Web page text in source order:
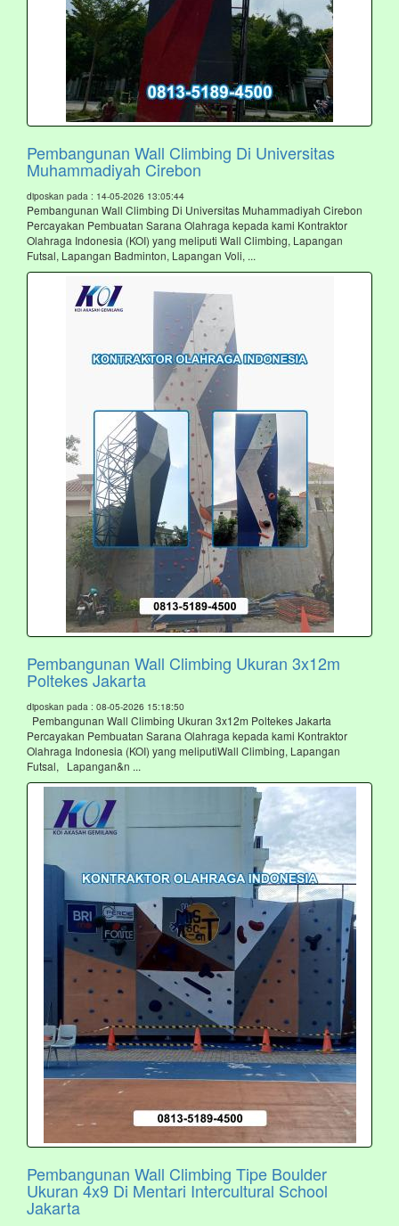
Pembangunan Wall Climbing Di Universitas
Muhammadiyah Cirebon
diposkan pada : 14-05-2026 13:05:44
Pembangunan Wall Climbing Di Universitas Muhammadiyah Cirebon
Percayakan Pembuatan Sarana Olahraga kepada kami Kontraktor
Olahraga Indonesia (KOI) yang meliputi Wall Climbing, Lapangan
Futsal, Lapangan Badminton, Lapangan Voli, ...
Pembangunan Wall Climbing Ukuran 3x12m
Poltekes Jakarta
diposkan pada : 08-05-2026 15:18:50
Pembangunan Wall Climbing Ukuran 3x12m Poltekes Jakarta
Percayakan Pembuatan Sarana Olahraga kepada kami Kontraktor
Olahraga Indonesia (KOI) yang meliputiWall Climbing, Lapangan
Futsal, Lapangan&n ...
Pembangunan Wall Climbing Tipe Boulder
Ukuran 4x9 Di Mentari Intercultural School
Jakarta